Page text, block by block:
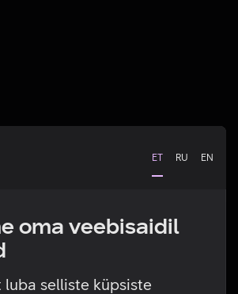
ET RU EN
oma veebisaidil
luba selliste küpsiste